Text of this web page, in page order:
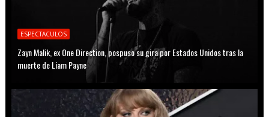
ESPECTACULOS
Zayn Malik, ex One Direction, pospuso su gira por Estados Unidos tras la
muerte de Liam Payne